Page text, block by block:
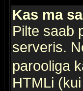
Kas ma
Pilte saab
serveris.
parooliga
HTMLi